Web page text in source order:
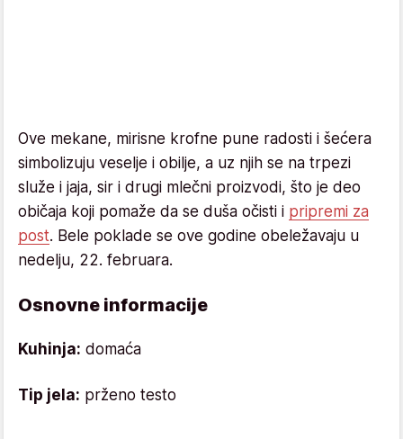
Ove mekane, mirisne krofne pune radosti i šećera
simbolizuju veselje i obilje, a uz njih se na trpezi
služe i jaja, sir i drugi mlečni proizvodi, što je deo
običaja koji pomaže da se duša očisti i pripremi za
post. Bele poklade se ove godine obeležavaju u
nedelju, 22. februara.
Osnovne informacije
Kuhinja: domaća
Tip jela: prženo testo